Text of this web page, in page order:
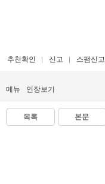
추천확인 신고 스팸신고
메뉴 인장보기
목록 본문